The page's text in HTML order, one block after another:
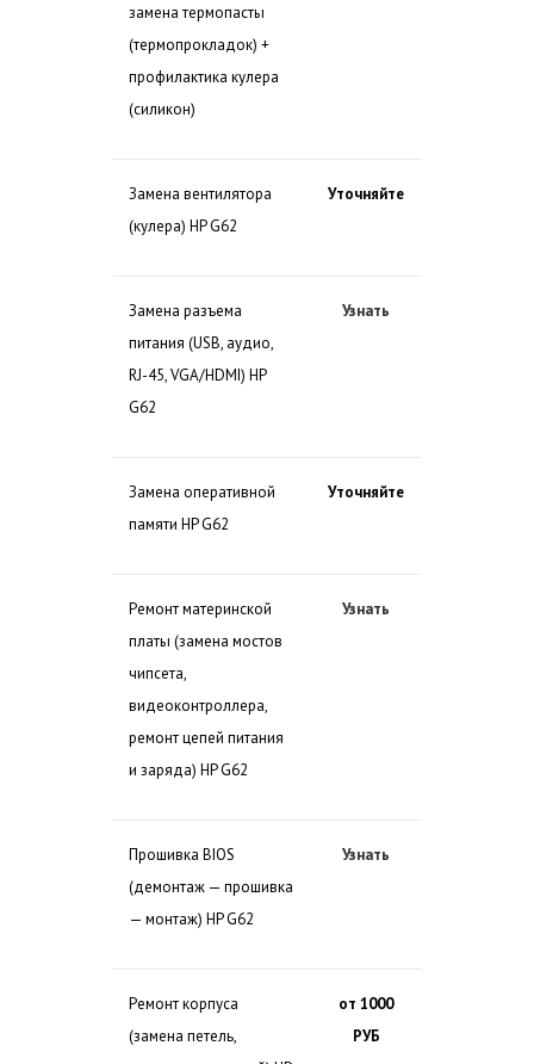
замена термопасты
(термопрокладок) +
профилактика кулера
(силикон)
Замена вентилятора
(кулера) HP G62
Уточняйте
Замена разъема
питания (USB, аудио,
RJ-45, VGA/HDMI) HP
G62
Узнать
Замена оперативной
памяти HP G62
Уточняйте
Ремонт материнской
платы (замена мостов
чипсета,
видеоконтроллера,
ремонт цепей питания
и заряда) HP G62
Узнать
Прошивка BIOS
(демонтаж — прошивка
— монтаж) HP G62
Узнать
Ремонт корпуса
(замена петель,
от 1000
РУБ